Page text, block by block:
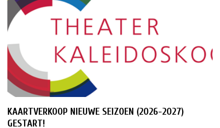
KAARTVERKOOP NIEUWE SEIZOEN (2026-2027)
GESTART!